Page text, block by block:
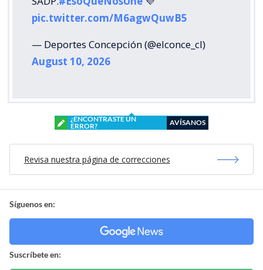
pic.twitter.com/M6agwQuwB5
— Deportes Concepción (@elconce_cl)
August 10, 2026
¿ENCONTRASTE UN
ERROR?
AVÍSANOS
Revisa nuestra página de correcciones
Síguenos en:
Suscríbete en: